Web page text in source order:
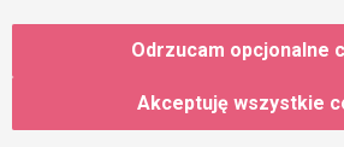
12 czerwca weszła w
Marcin Pieklak Katarzyna
Odrzucam opcjonalne
Akceptuję wszystkie